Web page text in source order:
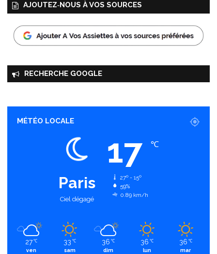
AJOUTEZ‑NOUS À VOS SOURCES
RECHERCHE GOOGLE
MÉTÉO LOCALE
Paris
Ciel dégagé
17 ℃
27º - 15º
59%
0.89 km/h
27 ℃
ven
33 ℃
sam
36 ℃
dim
36 ℃
lun
36 ℃
mar